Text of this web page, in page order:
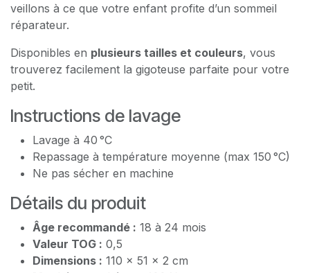
veillons à ce que votre enfant profite d’un sommeil
réparateur.
Disponibles en plusieurs tailles et couleurs, vous
trouverez facilement la gigoteuse parfaite pour votre
petit.
Instructions de lavage
Lavage à 40 °C
Repassage à température moyenne (max 150 °C)
Ne pas sécher en machine
Détails du produit
Âge recommandé : 18 à 24 mois
Valeur TOG : 0,5
Dimensions : 110 x 51 x 2 cm